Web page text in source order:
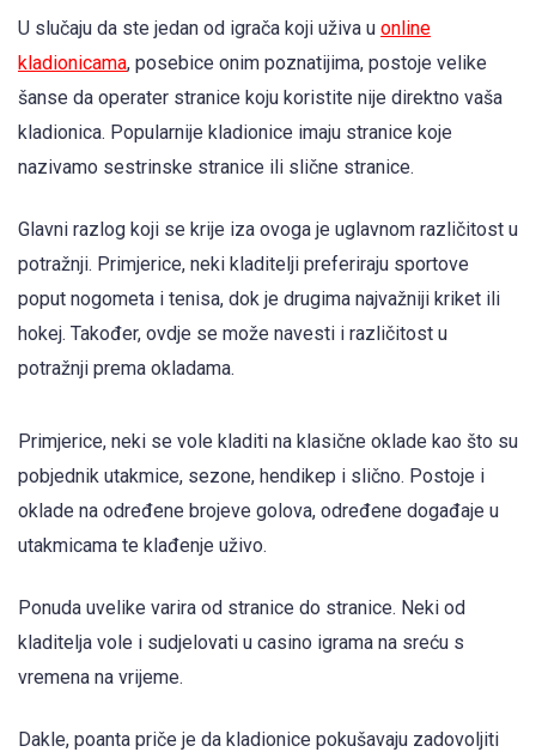
U slučaju da ste jedan od igrača koji uživa u online
kladionicama, posebice onim poznatijima, postoje velike
šanse da operater stranice koju koristite nije direktno vaša
kladionica. Popularnije kladionice imaju stranice koje
nazivamo sestrinske stranice ili slične stranice.
Glavni razlog koji se krije iza ovoga je uglavnom različitost u
potražnji. Primjerice, neki kladitelji preferiraju sportove
poput nogometa i tenisa, dok je drugima najvažniji kriket ili
hokej. Također, ovdje se može navesti i različitost u
potražnji prema okladama.
Primjerice, neki se vole kladiti na klasične oklade kao što su
pobjednik utakmice, sezone, hendikep i slično. Postoje i
oklade na određene brojeve golova, određene događaje u
utakmicama te klađenje uživo.
Ponuda uvelike varira od stranice do stranice. Neki od
kladitelja vole i sudjelovati u casino igrama na sreću s
vremena na vrijeme.
Dakle, poanta priče je da kladionice pokušavaju zadovoljiti